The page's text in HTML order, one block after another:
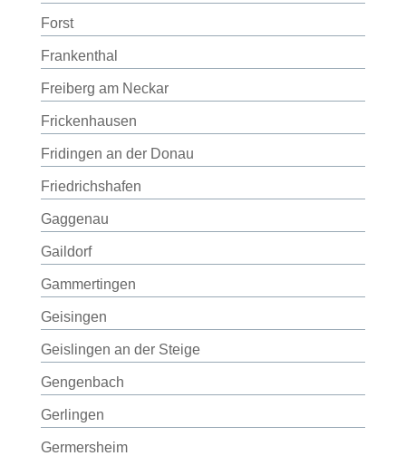
Forst
Frankenthal
Freiberg am Neckar
Frickenhausen
Fridingen an der Donau
Friedrichshafen
Gaggenau
Gaildorf
Gammertingen
Geisingen
Geislingen an der Steige
Gengenbach
Gerlingen
Germersheim